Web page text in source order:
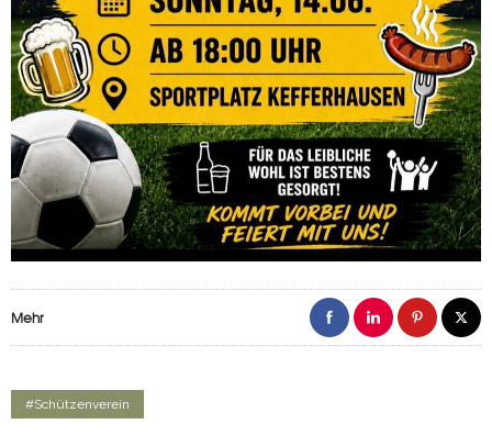
Mehr
#Schützenverein